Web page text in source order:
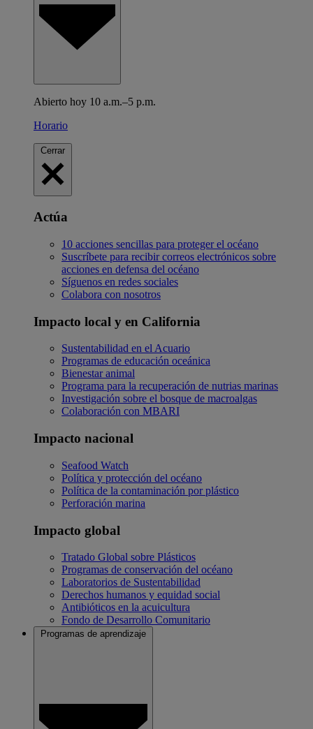
Abierto hoy 10 a.m.–5 p.m.
Horario
Cerrar
Actúa
10 acciones sencillas para proteger el océano
Suscríbete para recibir correos electrónicos sobre
acciones en defensa del océano
Síguenos en redes sociales
Colabora con nosotros
Impacto local y en California
Sustentabilidad en el Acuario
Programas de educación oceánica
Bienestar animal
Programa para la recuperación de nutrias marinas
Investigación sobre el bosque de macroalgas
Colaboración con MBARI
Impacto nacional
Seafood Watch
Política y protección del océano
Política de la contaminación por plástico
Perforación marina
Impacto global
Tratado Global sobre Plásticos
Programas de conservación del océano
Laboratorios de Sustentabilidad
Derechos humanos y equidad social
Antibióticos en la acuicultura
Fondo de Desarrollo Comunitario
Programas de aprendizaje